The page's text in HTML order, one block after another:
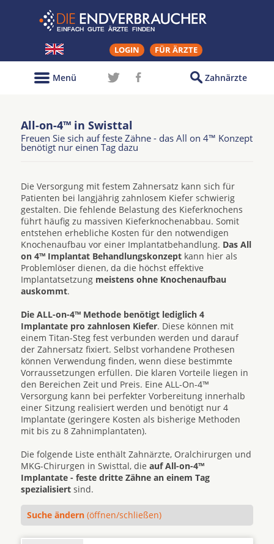
LOGIN FÜR ÄRZTE
Zahnärzte
Menü
All-on-4™ in Swisttal
Freuen Sie sich auf feste Zähne - das All on 4™ Konzept
benötigt nur einen Tag dazu
Die Versorgung mit festem Zahnersatz kann sich für
Patienten bei langjährig zahnlosem Kiefer schwierig
gestalten. Die fehlende Belastung des Kieferknochens
führt häufig zu massiven Kieferknochenabbau. Somit
entstehen erhebliche Kosten für den notwendigen
Knochenaufbau vor einer Implantatbehandlung. Das All
on 4™ Implantat Behandlungskonzept kann hier als
Problemlöser dienen, da die höchst effektive
Implantatsetzung meistens ohne Knochenaufbau
auskommt.
Die ALL-on-4™ Methode benötigt lediglich 4
Implantate pro zahnlosen Kiefer. Diese können mit
einem Titan-Steg fest verbunden werden und darauf
der Zahnersatz fixiert. Selbst vorhandene Prothesen
können Verwendung finden, wenn diese bestimmte
Vorraussetzungen erfüllen. Die klaren Vorteile liegen in
den Bereichen Zeit und Preis. Eine ALL-On-4™
Versorgung kann bei perfekter Vorbereitung innerhalb
einer Sitzung realisiert werden und benötigt nur 4
Implantate (geringere Kosten als bisherige Methoden
mit bis zu 8 Zahnimplantaten).
Die folgende Liste enthält Zahnärzte, Oralchirurgen und
MKG-Chirurgen in Swisttal, die auf All-on-4™
Implantate - feste dritte Zähne an einem Tag
spezialisiert sind.
Suche ändern (öffnen/schließen)